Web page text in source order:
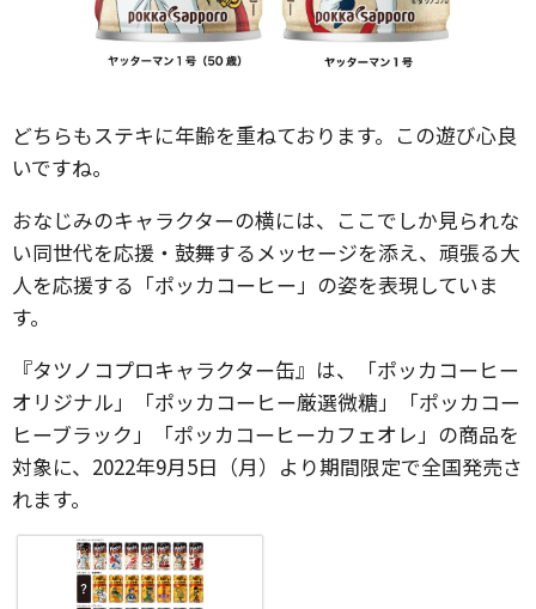
どちらもステキに年齢を重ねております。この遊び心良
いですね。
おなじみのキャラクターの横には、ここでしか見られな
い同世代を応援・鼓舞するメッセージを添え、頑張る大
人を応援する「ポッカコーヒー」の姿を表現していま
す。
『タツノコプロキャラクター缶』は、「ポッカコーヒー
オリジナル」「ポッカコーヒー厳選微糖」「ポッカコー
ヒーブラック」「ポッカコーヒーカフェオレ」の商品を
対象に、2022年9月5日（月）より期間限定で全国発売さ
れます。